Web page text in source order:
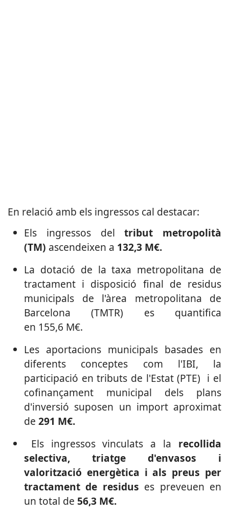
En relació amb els ingressos cal destacar:
Els ingressos deltribut metropolità
(TM) ascendeixen a 132,3 M€.
La dotació de la taxa metropolitana de
tractament i disposició final de residus
municipals de l'àrea metropolitana de
Barcelona (TMTR) es quantifica
en 155,6 M€.
Les aportacions municipals basades en
diferents conceptes com l'IBI, la
participació en tributs de l'Estat (PTE) i el
cofinançament municipal dels plans
d'inversió suposen un import aproximat
de 291 M€.
Els ingressos vinculats a la recollida
selectiva, triatge d'envasos i
valorització energètica i als preus per
tractament de residus es preveuen en
un total de 56,3 M€.